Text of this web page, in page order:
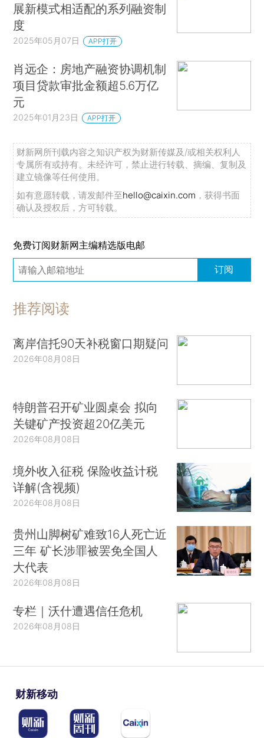
展新模式相适配的系列融资制
度
2025年05月07日 APP打开
肖远企：房地产融资协调机制
项目贷款审批金额超5.6万亿
元
2025年01月23日 APP打开
财新网所刊载内容之知识产权为财新传媒及/或相关权利人
专属所有或持有。未经许可，禁止进行转载、摘编、复制及
建立镜像等任何使用。
如有意愿转载，请发邮件至hello@caixin.com ，获得书面
确认及授权后，方可转载。
免费订阅财新网主编精选版电邮
订阅
推荐阅读
离岸信托90天补税窗口期疑问
2026年08月08日
特朗普召开矿业圆桌会 拟向
关键矿产投资超20亿美元
2026年08月08日
境外收入征税 保险收益计税
详解(含视频)
2026年08月08日
贵州山脚树矿难致16人死亡近
三年 矿长涉罪被罢免全国人
大代表
2026年08月08日
专栏｜沃什遭遇信任危机
2026年08月08日
财新移动